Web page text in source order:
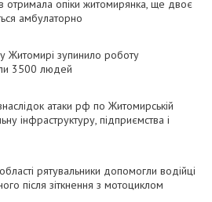
отримала опіки житомирянка, ще двоє
амбулаторно
у Житомирі зупинило роботу
3500 людей
атаки рф по Житомирській
інфраструктуру, підприємства і
рятувальники допомогли водійці
після зіткнення з мотоциклом